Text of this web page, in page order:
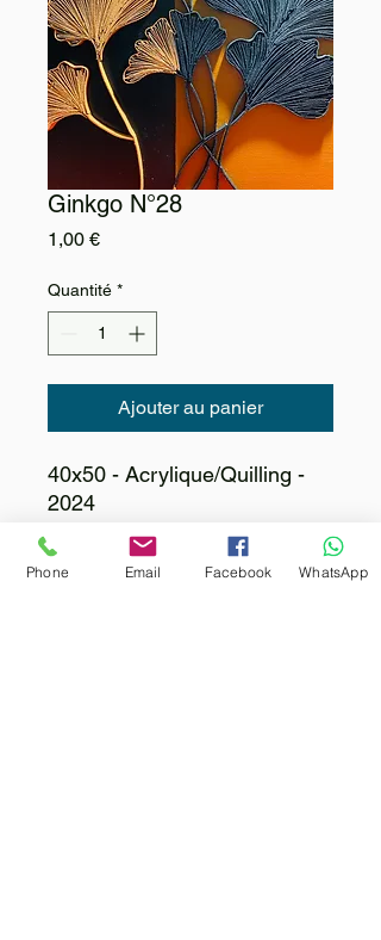
Ginkgo N°28
1,00 €Prix
Quantité *
Ajouter au panier
40x50 - Acrylique/Quilling -
2024
Phone Email Facebook WhatsApp